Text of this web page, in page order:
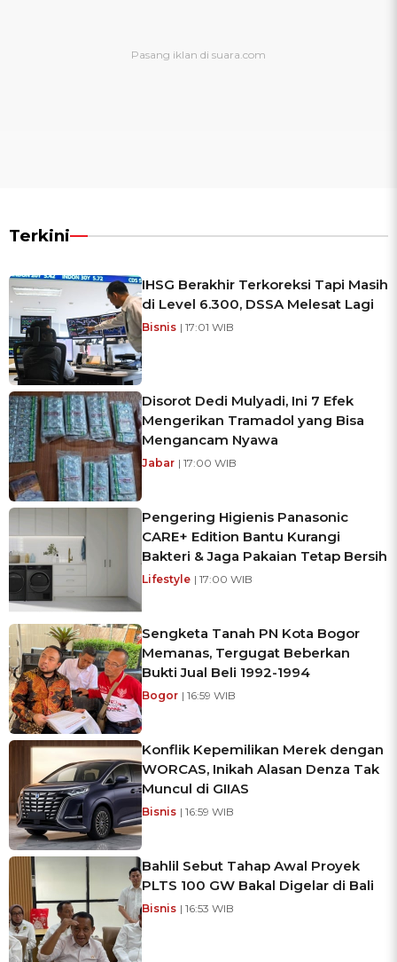
Terkini
IHSG Berakhir Terkoreksi Tapi Masih
di Level 6.300, DSSA Melesat Lagi
Bisnis | 17:01 WIB
Disorot Dedi Mulyadi, Ini 7 Efek
Mengerikan Tramadol yang Bisa
Mengancam Nyawa
Jabar | 17:00 WIB
Pengering Higienis Panasonic
CARE+ Edition Bantu Kurangi
Bakteri & Jaga Pakaian Tetap Bersih
Lifestyle | 17:00 WIB
Sengketa Tanah PN Kota Bogor
Memanas, Tergugat Beberkan
Bukti Jual Beli 1992-1994
Bogor | 16:59 WIB
Konflik Kepemilikan Merek dengan
WORCAS, Inikah Alasan Denza Tak
Muncul di GIIAS
Bisnis | 16:59 WIB
Bahlil Sebut Tahap Awal Proyek
PLTS 100 GW Bakal Digelar di Bali
Bisnis | 16:53 WIB